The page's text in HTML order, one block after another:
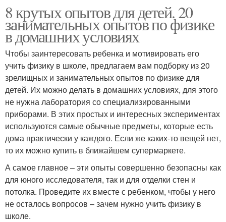
8 крутых опытов для детей. 20
занимательных опытов по физике
в домашних условиях
Чтобы заинтересовать ребенка и мотивировать его
учить физику в школе, предлагаем вам подборку из 20
зрелищных и занимательных опытов по физике для
детей. Их можно делать в домашних условиях, для этого
не нужна лаборатория со специализированными
приборами. В этих простых и интересных экспериментах
используются самые обычные предметы, которые есть
дома практически у каждого. Если же каких-то вещей нет,
то их можно купить в ближайшем супермаркете.
А самое главное – эти опыты совершенно безопасны как
для юного исследователя, так и для отделки стен и
потолка. Проведите их вместе с ребенком, чтобы у него
не осталось вопросов – зачем нужно учить физику в
школе.